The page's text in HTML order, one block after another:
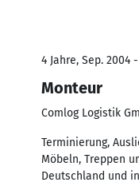
4 Jahre, Sep. 2004
Monteur
Comlog Logistik
Terminierung,
Möbeln, Treppen
Deutschland und